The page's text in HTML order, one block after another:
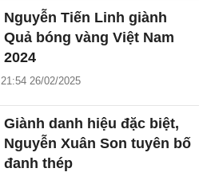
Nguyễn Tiến Linh giành
Quả bóng vàng Việt Nam
2024
21:54 26/02/2025
Giành danh hiệu đặc biệt,
Nguyễn Xuân Son tuyên bố
đanh thép